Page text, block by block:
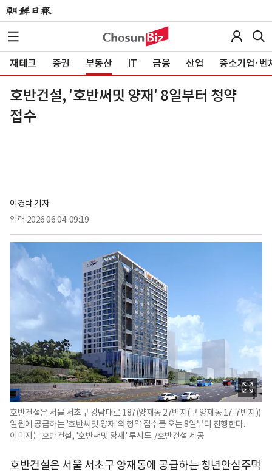
재테크 증권 부동산 IT 금융 산업 중소기업·벤
호반건설, '호반써밋 양재' 8일부터 청약
접수
이경탁 기자
입력 2026.06.04. 09:19
호반건설은 서울 서초구 강남대로 187(양재동 27번지(구 양재동 17-7번지))
일원에 공급하는 '호반써밋 양재'의 청약 접수를 오는 8일부터 진행한다.
이미지는 호반건설, '호반써밋 양재' 투시도. /호반건설 제공
호반건설은 서울 서초구 양재동에 공급하는 청년안심주택